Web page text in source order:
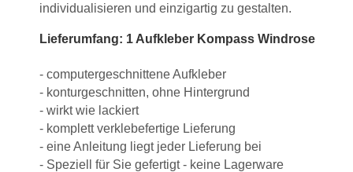
individualisieren und einzigartig zu gestalten.
Lieferumfang: 1 Aufkleber Kompass Windrose
- computergeschnittene Aufkleber
- konturgeschnitten, ohne Hintergrund
- wirkt wie lackiert
- komplett verklebefertige Lieferung
- eine Anleitung liegt jeder Lieferung bei
- Speziell für Sie gefertigt - keine Lagerware